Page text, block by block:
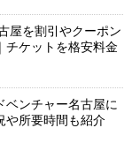
屋を割引やクーポン
チケットを格安料金
ベンチャー名古屋に
や所要時間も紹介